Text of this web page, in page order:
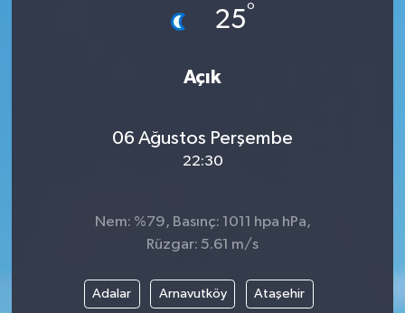
25°
Açık
06 Ağustos Perşembe
22:30
Nem: %79, Basınç: 1011 hpa hPa,
Rüzgar: 5.61 m/s
Adalar Arnavutköy Ataşehir
İlçe Haberleri
Kültür & Sanat